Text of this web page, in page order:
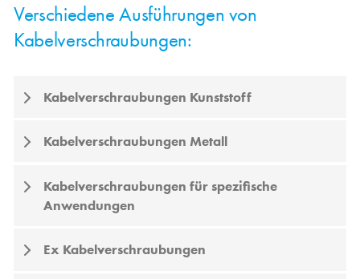
Verschiedene Ausführungen von
Kabelverschraubungen:
Kabelverschraubungen Kunststoff
Kabelverschraubungen Metall
Kabelverschraubungen für spezifische
Anwendungen
Ex Kabelverschraubungen